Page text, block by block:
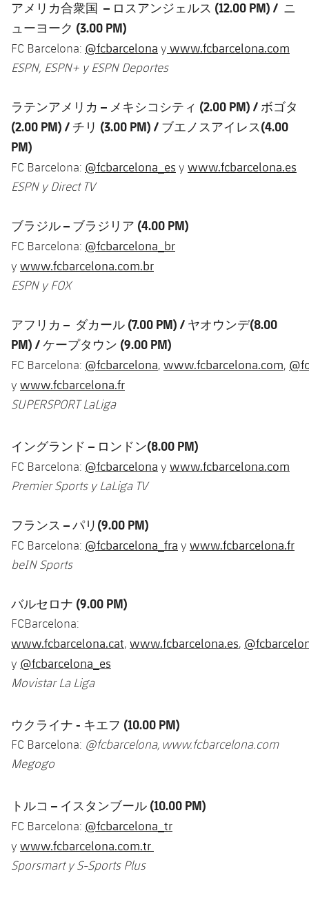
アメリカ合衆国 – ロスアンジェルス (12.00 PM) / ニ
ューヨーク (3.00 PM)
FC Barcelona: @fcbarcelona y www.fcbarcelona.com
ESPN, ESPN+ y ESPN Deportes
ラテンアメリカ – メキシコシティ (2.00 PM) / ボゴタ
(2.00 PM) / チリ (3.00 PM) / ブエノスアイレス (4.00
PM)
FC Barcelona: @fcbarcelona_es y www.fcbarcelona.es
ESPN y Direct TV
ブラジル– ブラジリア (4.00 PM)
FC Barcelona: @fcbarcelona_br
y www.fcbarcelona.com.br
ESPN y FOX
アフリカ – ダカール (7.00 PM) / ヤオウンデ(8.00
PM) /ケープタウン (9.00 PM)
FC Barcelona: @fcbarcelona, www.fcbarcelona.com,
y www.fcbarcelona.fr
SUPERSPORT LaLiga
イングランド – ロンドン(8.00 PM)
FC Barcelona: @fcbarcelona y www.fcbarcelona.com
Premier Sports y LaLiga TV
フランス – パリ (9.00 PM)
FC Barcelona: @fcbarcelona_fra y www.fcbarcelona.fr
beIN Sports
バルセロナ (9.00 PM)
FCBarcelona:
www.fcbarcelona.cat, www.fcbarcelona.es,
y @fcbarcelona_es
Movistar La Liga
ウクライナ - キエフ (10.00 PM)
FC Barcelona: @fcbarcelona, www.fcbarcelona.com
Megogo
トルコ – イスタンブール (10.00 PM)
FC Barcelona: @fcbarcelona_tr
y www.fcbarcelona.com.tr
Sporsmart y S-Sports Plus